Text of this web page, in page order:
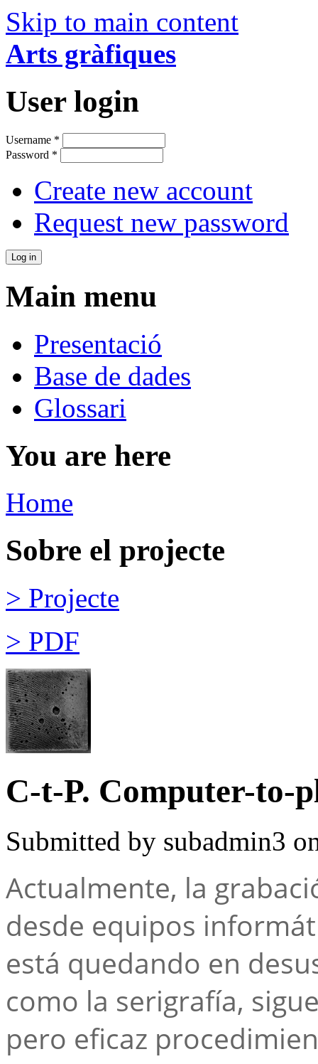
Skip to main content
Arts gràfiques
User login
Username *
Password *
Create new account
Request new password
Main menu
Presentació
Base de dades
Glossari
You are here
Home
Sobre el projecte
> Projecte
> PDF
C-t-P. Computer-to-
Submitted by subadmin3
Actualmente, la
desde equipos
está quedando en
como la serigrafía,
pero eficaz